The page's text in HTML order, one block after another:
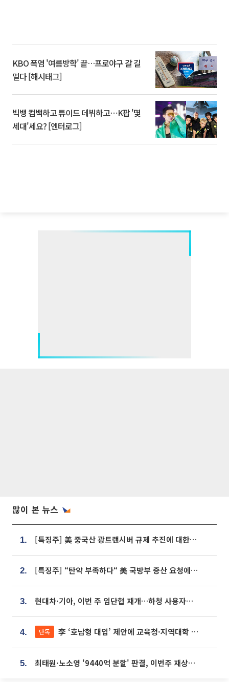
KBO 폭염 '여름방학' 끝…프로야구 갈 길
멀다 [해시태그]
빅뱅 컴백하고 튜이드 데뷔하고⋯K팝 '몇
세대'세요? [엔터로그]
많이 본 뉴스
1. [특징주] 美 중국산 광트랜시버 규제 추진에 대한광통신 등 광통신株 강세
2. [특징주] “탄약 부족하다“ 美 국방부 증산 요청에⋯국내 방산주 급등세
3. 현대차·기아, 이번 주 임단협 재개…하청 사용자성 재심도 ‘변수’
4. 단독 李 ‘호남형 대입’ 제안에 교육청·지역대학 서·논술형 입시 연계 '착수'
5. 최태원·노소영 '9440억 분할' 판결, 이번주 재상고 여부 주목